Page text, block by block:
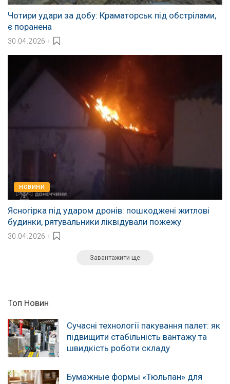
Чотири удари за добу: Краматорськ під обстрілами,
є поранена
30.04.2026
НОВИНИ
Ясногірка під ударом дронів: пошкоджені житлові
будинки, рятувальники ліквідували пожежу
30.04.2026
Завантажити ще
Топ Новин
Сучасні технології пакування палет: як
підвищити стабільність вантажу та
швидкість роботи складу
Бумажные формы «Тюльпан» для